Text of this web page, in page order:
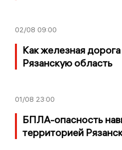
02/08 09:00
Как железная
Рязанскую область
01/08 23:00
БПЛА-опасность
территорией